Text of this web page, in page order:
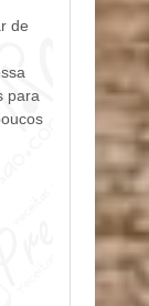
de
para